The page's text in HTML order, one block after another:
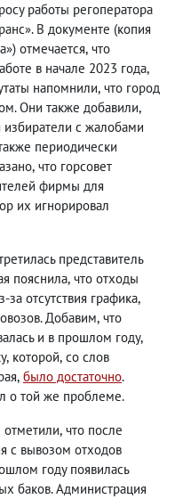
работы регоператора
В документе (копия
отмечается, что
в начале 2023 года,
напомнили, что город
Они также добавили,
с жалобами
периодически
, что горсовет
фирмы для
их игнорировал
представитель
пояснила, что отходы
за отсутствия графика,
Добавим, что
и в прошлом году,
, которой, со слов
, было достаточно.
о той же проблеме.
, что после
с вывозом отходов
году появилась
баков. Администрация